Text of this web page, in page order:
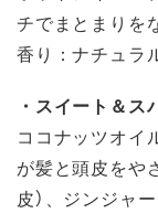
チでまとまりを
香り：ナチュラ
・スイート＆ス
ココナッツオイ
が髪と頭皮をや
皮）、ジンジャ